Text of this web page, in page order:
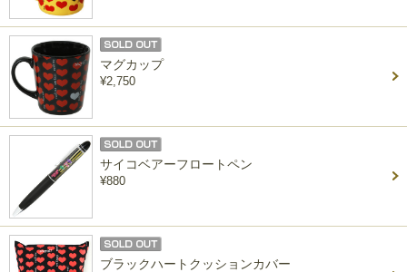
マグカップ
¥2,750
サイコベアーフロートペン
¥880
ブラックハートクッションカバー